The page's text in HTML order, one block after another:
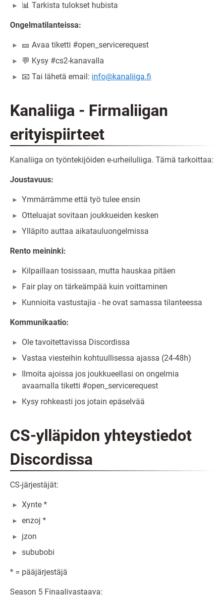
📊 Tarkista tulokset hubista
Ongelmatilanteissa:
🎫 Avaa tiketti #open_servicerequest
💬 Kysy #cs2-kanavalla
📧 Tai lähetä email: info@kanaliiga.fi
Kanaliiga - Firmaliigan
erityispiirteet
Kanaliiga on työntekijöiden e-urheiluliiga. Tämä tarkoittaa:
Joustavuus:
Ymmärrämme että työ tulee ensin
Otteluajat sovitaan joukkueiden kesken
Ylläpito auttaa aikatauluongelmissa
Rento meininki:
Kilpaillaan tosissaan, mutta hauskaa pitäen
Fair play on tärkeämpää kuin voittaminen
Kunnioita vastustajia - he ovat samassa tilanteessa
Kommunikaatio:
Ole tavoitettavissa Discordissa
Vastaa viesteihin kohtuullisessa ajassa (24-48h)
Ilmoita ajoissa jos joukkueellasi on ongelmia
avaamalla tiketti #open_servicerequest
Kysy rohkeasti jos jotain epäselvää
CS-ylläpidon yhteystiedot
Discordissa
CS-järjestäjät:
Xynte *
enzoj *
jzon
sububobi
* = pääjärjestäjä
Season 5 Finaalivastaava: